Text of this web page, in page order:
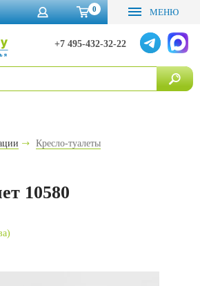
0 МЕНЮ
+7 495-432-32-22
Кресло-туалеты
10580